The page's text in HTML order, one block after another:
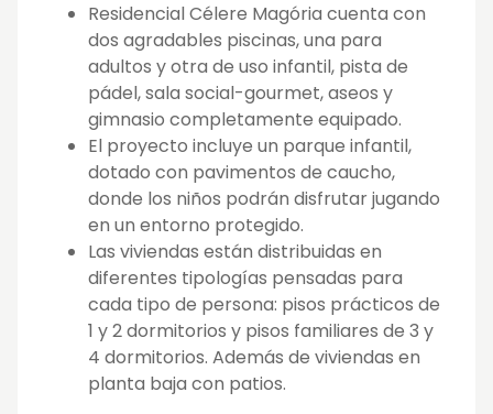
Residencial Célere Magória cuenta con
dos agradables piscinas, una para
adultos y otra de uso infantil, pista de
pádel, sala social-gourmet, aseos y
gimnasio completamente equipado.
El proyecto incluye un parque infantil,
dotado con pavimentos de caucho,
donde los niños podrán disfrutar jugando
en un entorno protegido.
Las viviendas están distribuidas en
diferentes tipologías pensadas para
cada tipo de persona: pisos prácticos de
1 y 2 dormitorios y pisos familiares de 3 y
4 dormitorios. Además de viviendas en
planta baja con patios.